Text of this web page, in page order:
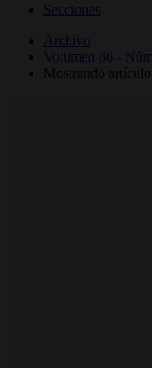
Secciones
Archivo
Volumen 66 -
Mostrando